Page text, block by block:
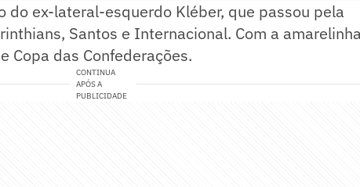
do ex-lateral-esquerdo Kléber, que passou pela
Santos e Internacional. Com a
Copa das Confederações.
CONTINUA
APÓS A
PUBLICIDADE